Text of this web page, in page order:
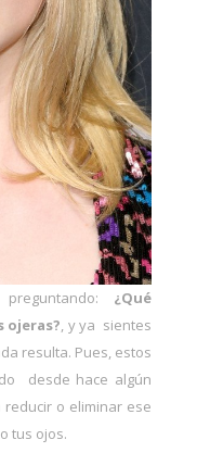
¿Qué
ojeras?, y ya sientes
resulta. Pues, estos
desde hace algún
o eliminar ese
tus ojos.